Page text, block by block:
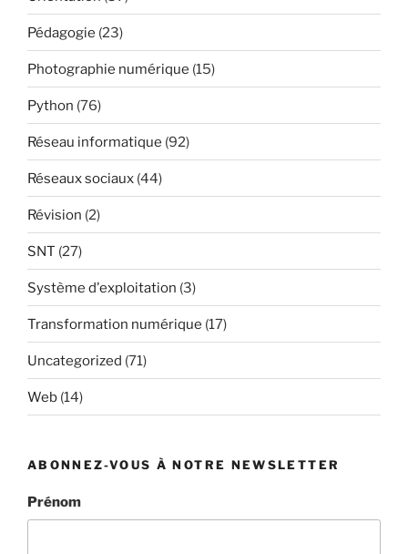
Pédagogie (23)
Photographie numérique (15)
Python (76)
Réseau informatique (92)
Réseaux sociaux (44)
Révision (2)
SNT (27)
Système d'exploitation (3)
Transformation numérique (17)
Uncategorized (71)
Web (14)
ABONNEZ-VOUS À NOTRE NEWSLETTER
Prénom